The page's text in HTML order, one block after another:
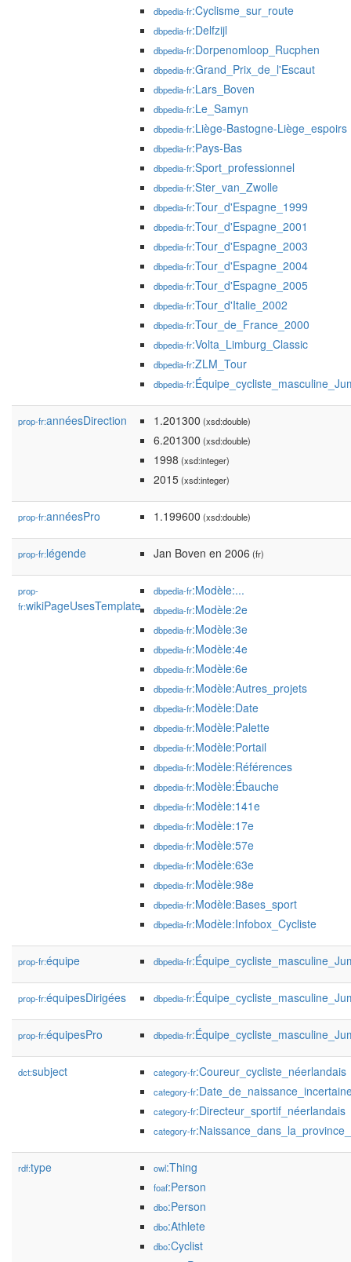
dbpedia-fr:Cyclisme_sur_route
dbpedia-fr:Delfzijl
dbpedia-fr:Dorpenomloop_Rucphen
dbpedia-fr:Grand_Prix_de_l'Escaut
dbpedia-fr:Lars_Boven
dbpedia-fr:Le_Samyn
dbpedia-fr:Liège-Bastogne-Liège_espoirs
dbpedia-fr:Pays-Bas
dbpedia-fr:Sport_professionnel
dbpedia-fr:Ster_van_Zwolle
dbpedia-fr:Tour_d'Espagne_1999
dbpedia-fr:Tour_d'Espagne_2001
dbpedia-fr:Tour_d'Espagne_2003
dbpedia-fr:Tour_d'Espagne_2004
dbpedia-fr:Tour_d'Espagne_2005
dbpedia-fr:Tour_d'Italie_2002
dbpedia-fr:Tour_de_France_2000
dbpedia-fr:Volta_Limburg_Classic
dbpedia-fr:ZLM_Tour
dbpedia-fr
prop-fr:annéesDirection 1.201300 (xsd:double)
6.201300 (xsd:double)
1998 (xsd:integer)
2015(xsd:integer)
prop-fr:annéesPro 1.199600 (xsd:double)
prop-fr:légende Jan Boven en 2006 (fr)
prop-
fr:wikiPageUsesTemplate
dbpedia-fr:Modèle:...
dbpedia-fr:Modèle:2e
dbpedia-fr:Modèle:3e
dbpedia-fr:Modèle:4e
dbpedia-fr:Modèle:6e
dbpedia-fr:Modèle:Autres_projets
dbpedia-fr:Modèle:Date
dbpedia-fr:Modèle:Palette
dbpedia-fr:Modèle:Portail
dbpedia-fr:Modèle:Références
dbpedia-fr:Modèle:Ébauche
dbpedia-fr:Modèle:141e
dbpedia-fr:Modèle:17e
dbpedia-fr:Modèle:57e
dbpedia-fr:Modèle:63e
dbpedia-fr:Modèle:98e
dbpedia-fr:Modèle:Bases_sport
dbpedia-fr:Modèle:Infobox_Cycliste
prop-fr:équipe dbpedia-fr
prop-fr:équipesDirigées dbpedia-fr
prop-fr:équipesPro dbpedia-fr
dct:subject category-fr:Coureur_cycliste_néerlandais
category-fr
category-fr:Directeur_sportif_néerlandais
category-fr
rdf:type owl:Thing
foaf:Person
dbo:Person
dbo:Athlete
dbo:Cyclist